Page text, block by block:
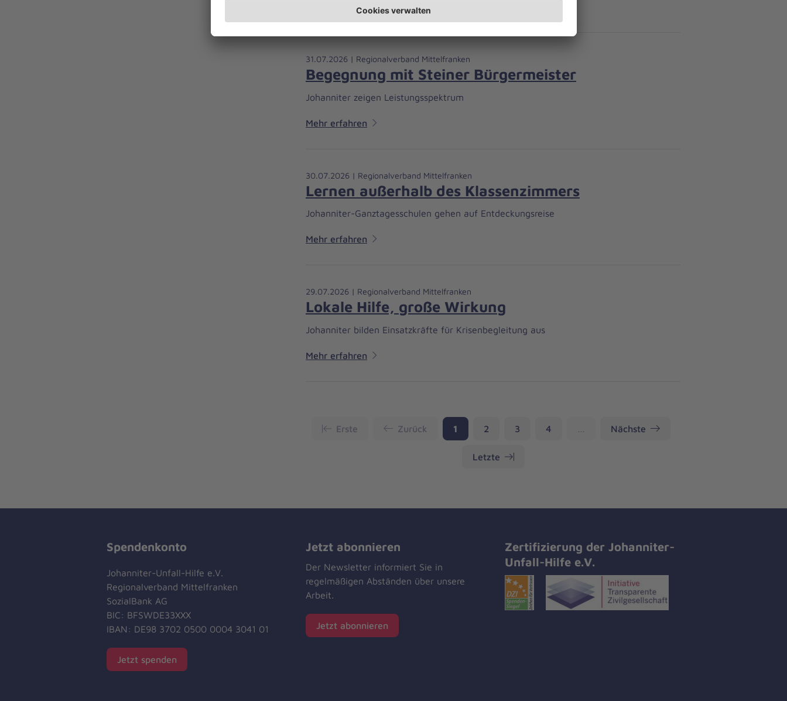
Mehr erfahren
31.07.2026 | Regionalverband Mittelfranken
Begegnung mit Steiner Bürgermeister
Johanniter zeigen Leistungsspektrum
Mehr erfahren
30.07.2026 | Regionalverband Mittelfranken
Lernen außerhalb des Klassenzimmers
Johanniter-Ganztagesschulen gehen auf Entdeckungsreise
Mehr erfahren
29.07.2026 | Regionalverband Mittelfranken
Lokale Hilfe, große Wirkung
Johanniter bilden Einsatzkräfte für Krisenbegleitung aus
Mehr erfahren
Erste Zurück Seite
1 Seite
2 Seite
3 Seite
4 Nächste
Letzte
Spendenkonto
Johanniter-Unfall-Hilfe e.V.
Regionalverband Mittelfranken
SozialBank AG
BIC: BFSWDE33XXX
IBAN: DE98 3702 0500 0004 3041 01
Jetzt spenden
Jetzt abonnieren
Der Newsletter informiert Sie in
regelmäßigen Abständen über unsere
Arbeit.
Jetzt abonnieren
Zertifizierung der Johanniter-
Unfall-Hilfe e.V.